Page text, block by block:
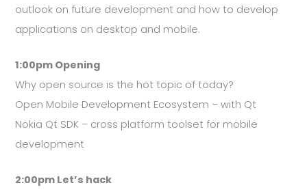
outlook on future development and how to develop
applications on desktop and mobile.
1:00pm Opening
Why open source is the hot topic of today?
Open Mobile Development Ecosystem – with Qt
Nokia Qt SDK – cross platform toolset for mobile
development
2:00pm Let’s hack